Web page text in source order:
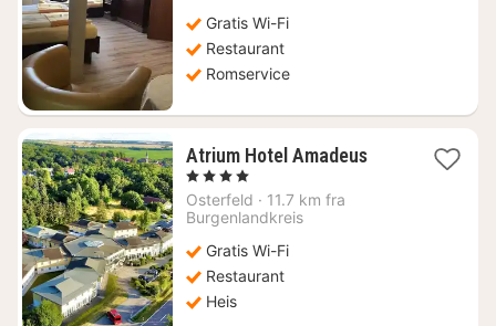
Gratis Wi-Fi
Restaurant
Romservice
Atrium Hotel Amadeus1
, 4 Stjerner
Osterfeld · 11.7 km fra
Burgenlandkreis
Gratis Wi-Fi
Restaurant
Heis